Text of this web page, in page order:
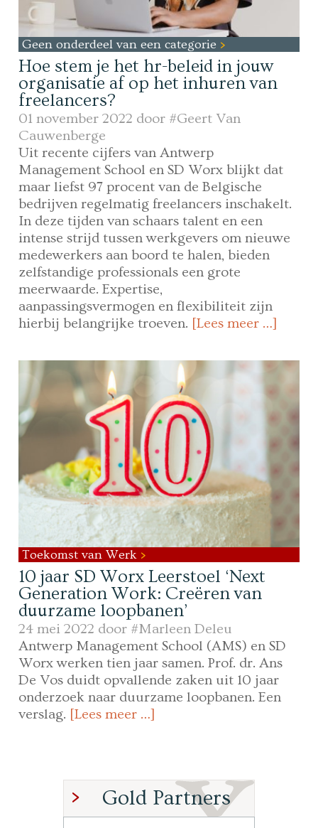
Geen onderdeel van een categorie
Hoe stem je het hr-beleid in jouw
organisatie af op het inhuren van
freelancers?
01 november 2022 door #Geert Van
Cauwenberge
Uit recente cijfers van Antwerp
Management School en SD Worx blijkt dat
maar liefst 97 procent van de Belgische
bedrijven regelmatig freelancers inschakelt.
In deze tijden van schaars talent en een
intense strijd tussen werkgevers om nieuwe
medewerkers aan boord te halen, bieden
zelfstandige professionals een grote
meerwaarde. Expertise,
aanpassingsvermogen en flexibiliteit zijn
hierbij belangrijke troeven. [Lees meer …]
Toekomst van Werk
10 jaar SD Worx Leerstoel ‘Next
Generation Work: Creëren van
duurzame loopbanen’
24 mei 2022 door #Marleen Deleu
Antwerp Management School (AMS) en SD
Worx werken tien jaar samen. Prof. dr. Ans
De Vos duidt opvallende zaken uit 10 jaar
onderzoek naar duurzame loopbanen. Een
verslag. [Lees meer …]
Gold Partners